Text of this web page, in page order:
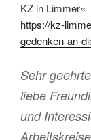
KZ in Limmer«
https://kz-
gedenken-an-
Sehr
liebe
und